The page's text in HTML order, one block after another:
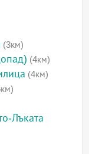
(3км)
(4км)
(4км)
Лъката